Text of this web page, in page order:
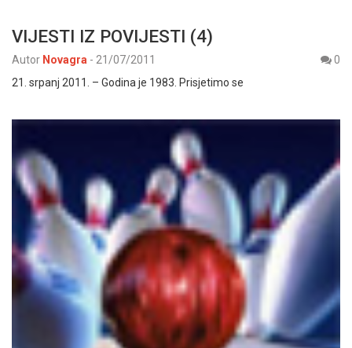
VIJESTI IZ POVIJESTI (4)
Autor Novagra - 21/07/2011
0
21. srpanj 2011. – Godina je 1983. Prisjetimo se